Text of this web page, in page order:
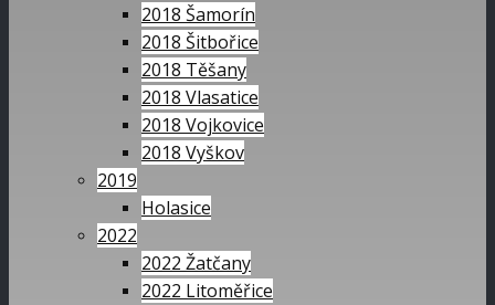
2018 Šamorín
2018 Šitbořice
2018 Těšany
2018 Vlasatice
2018 Vojkovice
2018 Vyškov
2019
Holasice
2022
2022 Žatčany
2022 Litoměřice